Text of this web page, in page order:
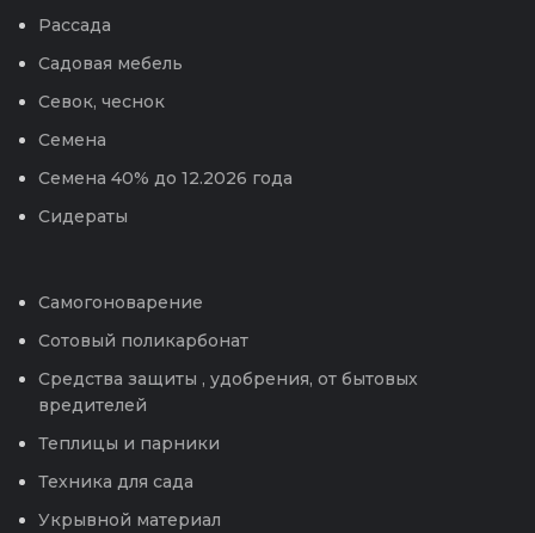
Рассада
Садовая мебель
Севок, чеснок
Семена
Семена 40% до 12.2026 года
Сидераты
Самогоноварение
Сотовый поликарбонат
Средства защиты , удобрения, от бытовых
вредителей
Теплицы и парники
Техника для сада
Укрывной материал